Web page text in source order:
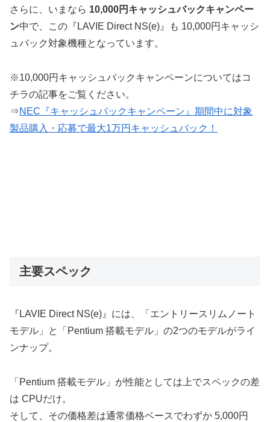
さらに、いまなら 10,000円キャッシュバックキャンペー
ン中で、この『LAVIE Direct NS(e)』も 10,000円キャッシ
ュバック対象機種となっています。
※10,000円キャッシュバックキャンペーンについてはコ
チラの記事をご覧ください。
⇒NEC『キャッシュバックキャンペーン』期間中に対象
製品購入・応募で最大1万円キャッシュバック！
主要スペック
『LAVIE Direct NS(e)』には、「エントリースリムノート
モデル」と「Pentium 搭載モデル」の2つのモデルがライ
ンナップ。
「Pentium 搭載モデル」が性能としては上でスペックの差
は CPUだけ。
そして、その価格差は通常価格ベースでわずか 5,000円